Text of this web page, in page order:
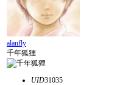
alanfly
千年狐狸
UID31035